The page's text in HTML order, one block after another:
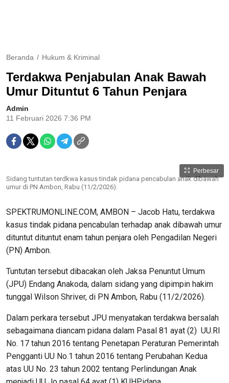
Beranda Hukum & Kriminal
Terdakwa Penjabulan Anak Bawah
Umur Dituntut 6 Tahun Penjara
Admin
11 Februari 2026 7:36 PM
Perbesar
Sidang tuntutan terdkwa kasus tindak pidana pencabulan anak dibawah
umur di PN Ambon, Rabu (11/2/2026).
SPEKTRUMONLINE.COM, AMBON – Jacob Hatu, terdakwa
kasus tindak pidana pencabulan terhadap anak dibawah umur
dituntut dituntut enam tahun penjara oleh Pengadilan Negeri
(PN) Ambon.
Tuntutan tersebut dibacakan oleh Jaksa Penuntut Umum
(JPU) Endang Anakoda, dalam sidang yang dipimpin hakim
tunggal Wilson Shriver, di PN Ambon, Rabu (11/2/2026).
Dalam perkara tersebut JPU menyatakan terdakwa bersalah
sebagaimana diancam pidana dalam Pasal 81 ayat (2) UU.RI
No. 17 tahun 2016 tentang Penetapan Peraturan Pemerintah
Pengganti UU No.1 tahun 2016 tentang Perubahan Kedua
atas UU No. 23 tahun 2002 tentang Perlindungan Anak